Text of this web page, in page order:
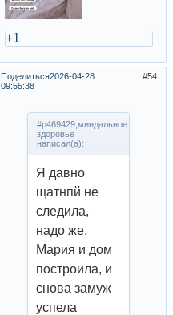
+1
Поделиться 54
2026-04-28
09:55:38
#p469429,миндальное
здоровье
написал(а):
Я давно
щатнпй не
следила,
надо же,
Мария и дом
построила, и
снова замуж
успела